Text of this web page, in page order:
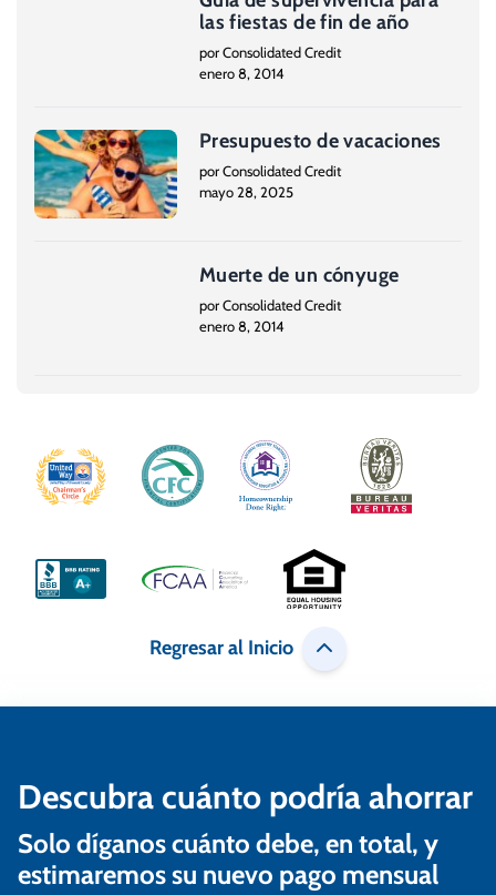
las fiestas de fin de año
por Consolidated Credit
enero 8, 2014
Presupuesto de vacaciones
por Consolidated Credit
mayo 28, 2025
Muerte de un cónyuge
por Consolidated Credit
enero 8, 2014
Regresar al Inicio
Descubra cuánto podría ahorrar
Solo díganos cuánto debe, en total, y
estimaremos su nuevo pago mensual